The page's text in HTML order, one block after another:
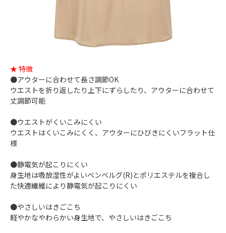
★ 特徴
●アウターに合わせて長さ調節OK
ウエストを折り返したり上下にずらしたり、アウターに合わせて
丈調節可能
●ウエストがくいこみにくい
ウエストはくいこみにくく、アウターにひびきにくいフラット仕
様
●静電気が起こりにくい
身生地は吸放湿性がよいベンベルグ(R)とポリエステルを複合し
た快適繊維により静電気が起こりにくい
●やさしいはきごこち
軽やかなやわらかい身生地で、やさしいはきごこち